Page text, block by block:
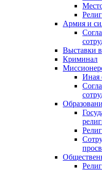
Армия и
Выставки
Криминал
Иная